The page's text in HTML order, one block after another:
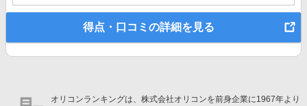
得点・口コミの詳細を見る
オリコンランキングは、株式会社オリコンを前身企業に1967年より